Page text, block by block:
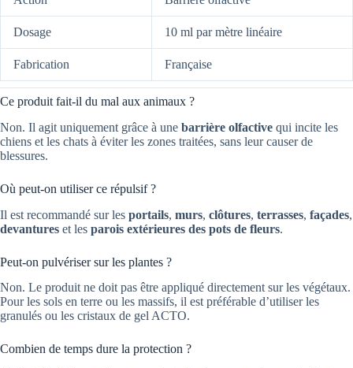
Dosage 10 ml par mètre linéaire
Fabrication Française
Ce produit fait-il du mal aux animaux ?
Non. Il agit uniquement grâce à une barrière olfactive qui incite les
chiens et les chats à éviter les zones traitées, sans leur causer de
blessures.
Où peut-on utiliser ce répulsif ?
Il est recommandé sur les portails, murs, clôtures, terrasses, façades,
devantures et les parois extérieures des pots de fleurs.
Peut-on pulvériser sur les plantes ?
Non. Le produit ne doit pas être appliqué directement sur les végétaux.
Pour les sols en terre ou les massifs, il est préférable d’utiliser les
granulés ou les cristaux de gel ACTO.
Combien de temps dure la protection ?